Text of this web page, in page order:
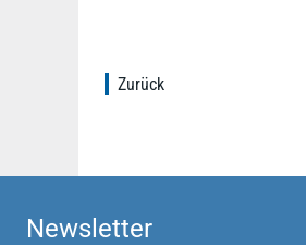
Zurück
Newsletter